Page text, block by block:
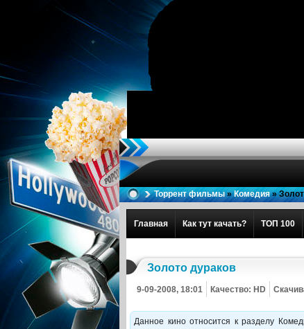
Торрент фильмы»Комедия»
Главная Как тут качать? ТОП 100
Золото дураков
9-09-2008, 18:01 Качество: HD
Данное кино относится к разделу